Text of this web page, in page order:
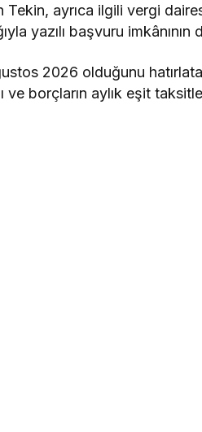
Tekin, ayrıca ilgili vergi
yazılı başvuru
2026 olduğunu
ve borçların aylık eşit